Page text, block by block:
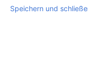
Speichern und